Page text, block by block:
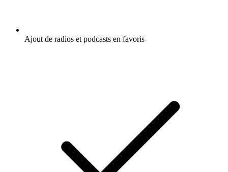
Ajout de radios et podcasts en favoris